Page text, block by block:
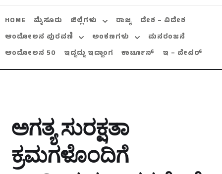
HOME ಮೈಸೂರು ಜಿಲ್ಲೆಗಳು ರಾಜ್ಯ
ದೇಶ – ವಿದೇಶ
ಆಂದೋಲನ ಪುರವಣಿ
ಅಂಕಣಗಳು
ಮನರಂಜನೆ
ಆಂದೋಲನ 50
ಇದ್ದದ್ದು ಇದ್ಹಾಂಗ ಕಾರ್ಟೂನ್ ಇ – ಪೇಪರ್
ಅಗತ್ಯ ಸುರಕ್ಷತಾ
ಕ್ರಮಗಳೊಂದಿಗೆ